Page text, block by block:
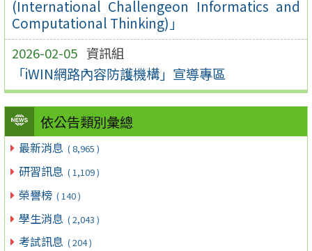
(International Challengeon Informatics and
Computational Thinking)」
2026-02-05 資訊組
「iWIN網路內容防護機構」宣導專區
依公告類別彙總
最新消息 ( 8,965 )
研習訊息 ( 1,109 )
榮譽榜 ( 140 )
學生消息 ( 2,043 )
考試訊息 ( 204 )